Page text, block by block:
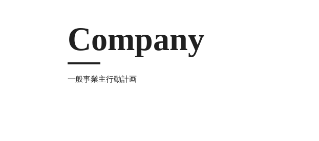
Company
一般事業主行動計画